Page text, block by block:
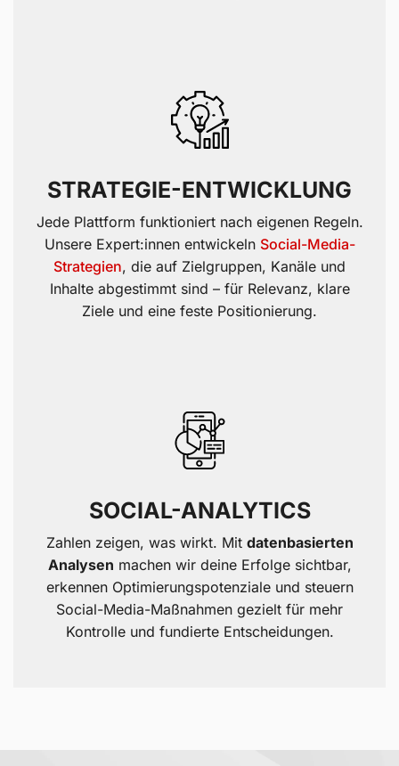
STRATEGIE-ENTWICKLUNG
Jede Plattform funktioniert nach eigenen Regeln.
Unsere Expert:innen entwickeln Social-Media-
Strategien, die auf Zielgruppen, Kanäle und
Inhalte abgestimmt sind – für Relevanz, klare
Ziele und eine feste Positionierung.
SOCIAL-ANALYTICS
Zahlen zeigen, was wirkt. Mit datenbasierten
Analysen machen wir deine Erfolge sichtbar,
erkennen Optimierungspotenziale und steuern
Social-Media-Maßnahmen gezielt für mehr
Kontrolle und fundierte Entscheidungen.